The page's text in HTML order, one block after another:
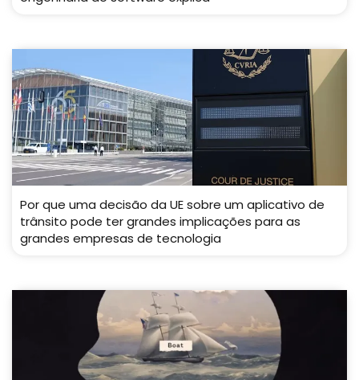
Por que uma decisão da UE sobre um aplicativo de
trânsito pode ter grandes implicações para as
grandes empresas de tecnologia